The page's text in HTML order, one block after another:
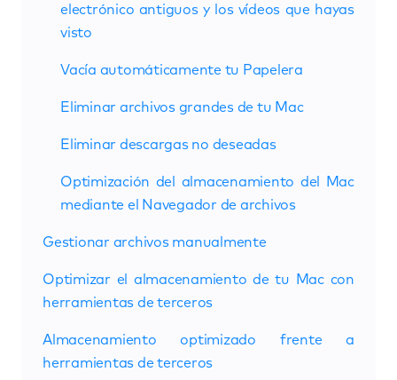
electrónico antiguos y los vídeos que hayas
visto
Vacía automáticamente tu Papelera
Eliminar archivos grandes de tu Mac
Eliminar descargas no deseadas
Optimización del almacenamiento del Mac
mediante el Navegador de archivos
Gestionar archivos manualmente
Optimizar el almacenamiento de tu Mac con
herramientas de terceros
Almacenamiento optimizado frente a
herramientas de terceros